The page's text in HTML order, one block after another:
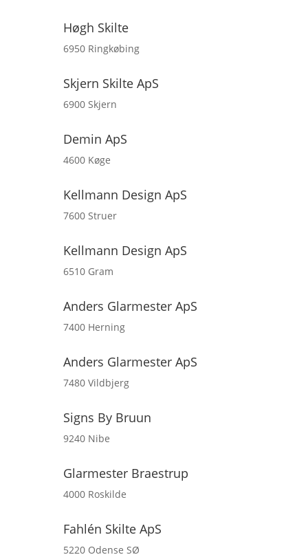
Høgh Skilte
6950 Ringkøbing
Skjern Skilte ApS
6900 Skjern
Demin ApS
4600 Køge
Kellmann Design ApS
7600 Struer
Kellmann Design ApS
6510 Gram
Anders Glarmester ApS
7400 Herning
Anders Glarmester ApS
7480 Vildbjerg
Signs By Bruun
9240 Nibe
Glarmester Braestrup
4000 Roskilde
Fahlén Skilte ApS
5220 Odense SØ